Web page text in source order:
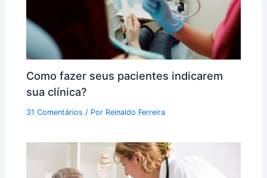
Como fazer seus pacientes indicarem
sua clínica?
31 Comentários / Por Reinaldo Ferreira